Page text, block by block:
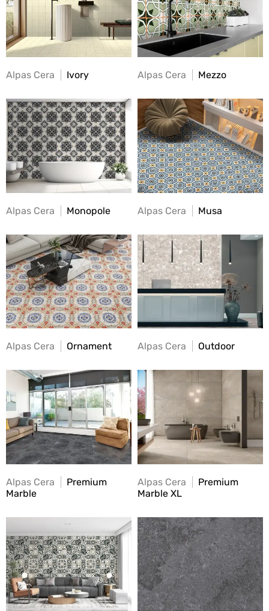
Alpas Cera Ivory Alpas Cera Mezzo
Alpas Cera Monopole Alpas Cera Musa
Alpas Cera Ornament Alpas Cera Outdoor
Alpas Cera
Premium
Marble
Alpas Cera
Premium
Marble XL